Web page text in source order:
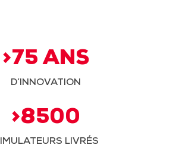
>75 ANS
D’INNOVATION
>8500
LIVRÉS